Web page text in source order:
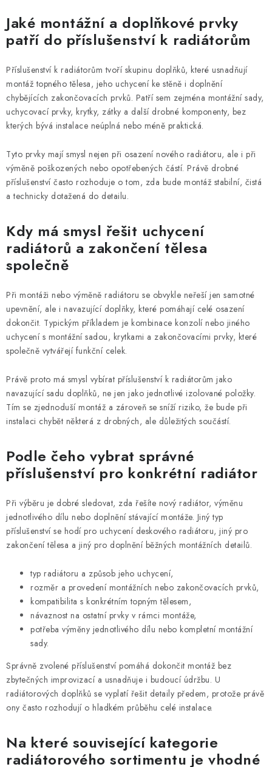
v
l
á
d
a
c
í
p
v
k
y
ý
p
i
s
Jaké montážní a doplňkové prvky
patří do příslušenství k radiátorům
Příslušenství k radiátorům tvoří skupinu doplňků, které usnadňují
montáž topného tělesa, jeho uchycení ke stěně i doplnění
chybějících zakončovacích prvků. Patří sem zejména montážní sady,
uchycovací prvky, krytky, zátky a další drobné komponenty, bez
kterých bývá instalace neúplná nebo méně praktická.
Tyto prvky mají smysl nejen při osazení nového radiátoru, ale i při
výměně poškozených nebo opotřebených částí. Právě drobné
příslušenství často rozhoduje o tom, zda bude montáž stabilní, čistá
a technicky dotažená do detailu.
Kdy má smysl řešit uchycení
radiátorů a zakončení tělesa
společně
Při montáži nebo výměně radiátoru se obvykle neřeší jen samotné
upevnění, ale i navazující doplňky, které pomáhají celé osazení
dokončit. Typickým příkladem je kombinace konzolí nebo jiného
uchycení s montážní sadou, krytkami a zakončovacími prvky, které
společně vytvářejí funkční celek.
Právě proto má smysl vybírat příslušenství k radiátorům jako
navazující sadu doplňků, ne jen jako jednotlivé izolované položky.
Tím se zjednoduší montáž a zároveň se sníží riziko, že bude při
instalaci chybět některá z drobných, ale důležitých součástí.
Podle čeho vybrat správné
příslušenství pro konkrétní radiátor
Při výběru je dobré sledovat, zda řešíte nový radiátor, výměnu
jednotlivého dílu nebo doplnění stávající montáže. Jiný typ
příslušenství se hodí pro uchycení deskového radiátoru, jiný pro
zakončení tělesa a jiný pro doplnění běžných montážních detailů.
typ radiátoru a způsob jeho uchycení,
rozměr a provedení montážních nebo zakončovacích prvků,
kompatibilita s konkrétním topným tělesem,
návaznost na ostatní prvky v rámci montáže,
potřeba výměny jednotlivého dílu nebo kompletní montážní
sady.
Správně zvolené příslušenství pomáhá dokončit montáž bez
zbytečných improvizací a usnadňuje i budoucí údržbu. U
radiátorových doplňků se vyplatí řešit detaily předem, protože právě
ony často rozhodují o hladkém průběhu celé instalace.
Na které související kategorie
radiátorového sortimentu je vhodné